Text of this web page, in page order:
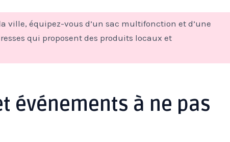
ville, équipez-vous d’un sac multifonction et d’une
qui proposent des produits locaux et
événements à ne pas